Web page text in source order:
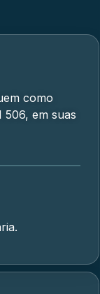
como
em suas